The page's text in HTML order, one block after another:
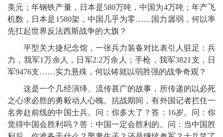
美元；年钢铁产量，日本是580万吨，中国为4万吨；年产飞
机数，日本是1580架，中国几乎为零……国力孱弱，何以率
先扛起世界反法西斯战争的大旗？
平型关大捷纪念馆，一张兵力装备对比表引人驻足：兵
力，我军1万余人，日军2.2万余人；手枪，我军3821支，日
军9476支……实力悬殊，何以铸就以弱胜强的战争奇观？
这是一个几经演绎、流传甚广的故事，所传递的以必死
之心求必胜的勇毅动人心魄。抗战期间，有外国记者拦住一
名奔赴前线的中国士兵。问：你多大了？答：16岁。问：你
觉得中国会胜利吗？答：中国一定会胜利的。问：当中国胜